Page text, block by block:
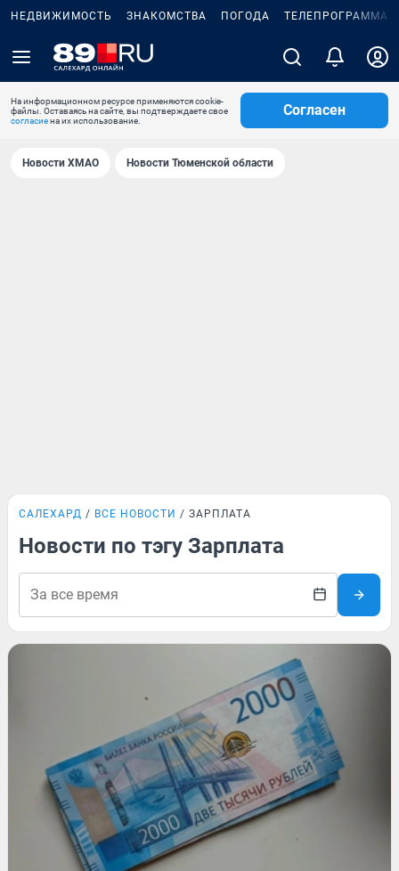
НЕДВИЖИМОСТЬ ЗНАКОМСТВА ПОГОДА ТЕЛЕПРОГРАММА
На информационном ресурсе применяются cookie-
файлы. Оставаясь на сайте, вы подтверждаете свое
согласиена их использование.
Согласен
Новости ХМАО Новости Тюменской области
САЛЕХАРД ВСЕ НОВОСТИ ЗАРПЛАТА
Новости по тэгу Зарплата